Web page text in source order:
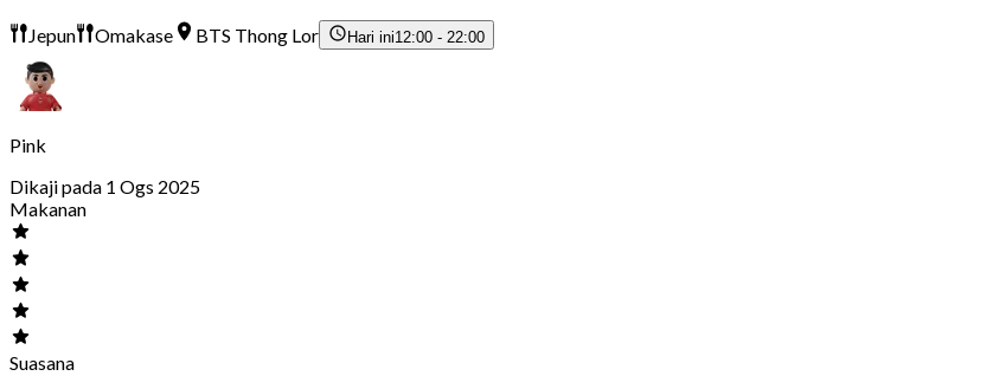
Jepun Omakase BTS Thong Lor Hari ini12:00 - 22:00
Pink
Dikaji pada 1 Ogs 2025
Makanan
Suasana